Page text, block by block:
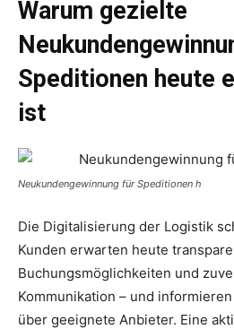
Warum gezielte
Speditionen heute
ist
Neukundengewinnung für Speditionen h
Die Digitalisierung der Logistik
Kunden erwarten heute
Buchungsmöglichkeiten und
Kommunikation – und
über geeignete Anbieter. Eine